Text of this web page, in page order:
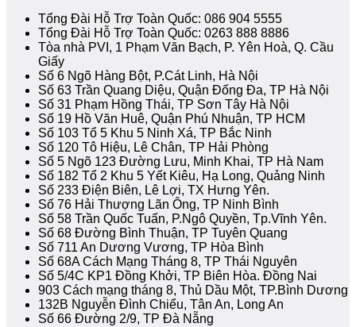
Tổng Đài Hỗ Trợ Toàn Quốc: 086 904 5555
Tổng Đài Hỗ Trợ Toàn Quốc: 0263 888 8886
Tòa nhà PVI, 1 Phạm Văn Bạch, P. Yên Hoà, Q. Cầu
Giấy
Số 6 Ngõ Hàng Bột, P.Cát Linh, Hà Nội
Số 63 Trần Quang Diệu, Quận Đống Đa, TP Hà Nội
Số 31 Phạm Hồng Thái, TP Sơn Tây Hà Nội
Số 19 Hồ Văn Huê, Quận Phú Nhuận, TP HCM
Số 103 Tổ 5 Khu 5 Ninh Xá, TP Bắc Ninh
Số 120 Tô Hiệu, Lê Chân, TP Hải Phòng
Số 5 Ngõ 123 Đường Lưu, Minh Khai, TP Hà Nam
Số 182 Tổ 2 Khu 5 Yết Kiêu, Hạ Long, Quảng Ninh
Số 233 Điện Biên, Lê Lợi, TX Hưng Yên.
Số 76 Hải Thượng Lãn Ông, TP Ninh Bình
Số 58 Trần Quốc Tuấn, P.Ngô Quyền, Tp.Vĩnh Yên.
Số 68 Đường Bình Thuận, TP Tuyên Quang
Số 711 An Dương Vương, TP Hòa Bình
Số 68A Cách Mạng Tháng 8, TP Thái Nguyên
Số 5/4C KP1 Đồng Khởi, TP Biên Hòa. Đồng Nai
903 Cách mạng tháng 8, Thủ Dầu Một, TP.Bình Dương
132B Nguyễn Đình Chiểu, Tân An, Long An
Số 66 Đường 2/9, TP Đà Nẵng